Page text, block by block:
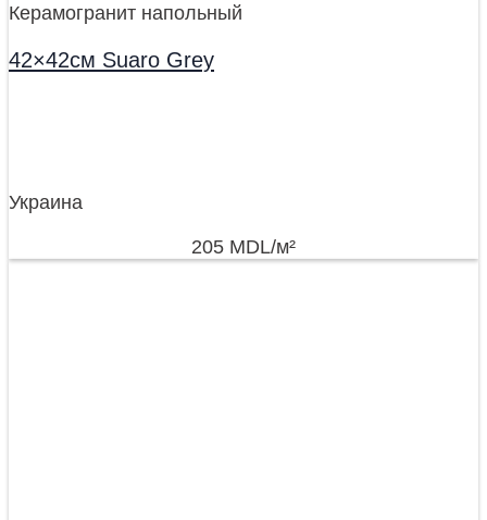
Керамогранит напольный
42×42см Suaro Grey
Украина
205 MDL/м²